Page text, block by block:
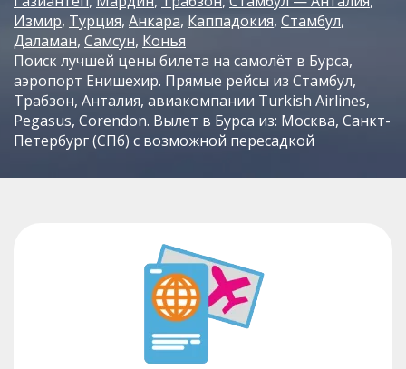
Измир Турция Анкара Каппадокия Стамбул
Даламан Самсун Конья
Поиск лучшей цены билета на самолёт в Бурса,
аэропорт Енишехир. Прямые рейсы из Стамбул,
Трабзон, Анталия, авиакомпании Turkish Airlines,
Pegasus, Corendon. Вылет в Бурса из: Москва, Санкт-
Петербург (СПб) с возможной пересадкой